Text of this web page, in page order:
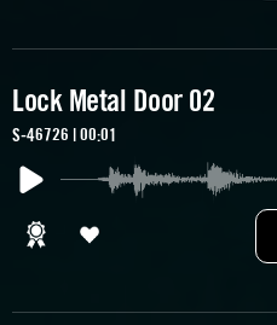
Lock Metal Door 02
S-46726 | 00:01